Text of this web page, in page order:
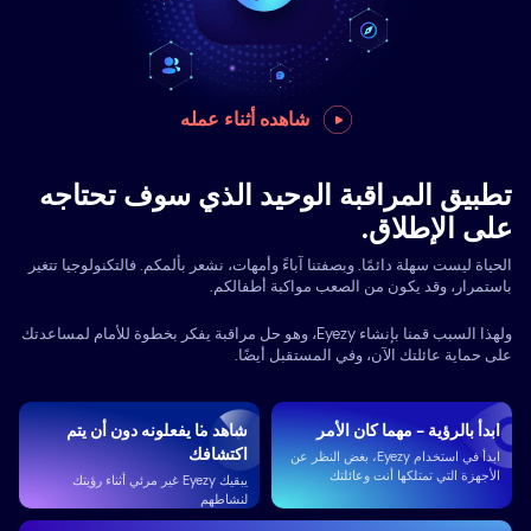
شاهده أثناء عمله
تطبيق المراقبة الوحيد الذي سوف تحتاجه
على الإطلاق.
الحياة ليست سهلة دائمًا. وبصفتنا آباءً وأمهات، نشعر بألمكم. فالتكنولوجيا تتغير
باستمرار، وقد يكون من الصعب مواكبة أطفالكم.
ولهذا السبب قمنا بإنشاء Eyezy، وهو حل مراقبة يفكر بخطوة للأمام لمساعدتك
على حماية عائلتك الآن، وفي المستقبل أيضًا.
ابدأ بالرؤية - مهما كان الأمر
ابدأ في استخدام Eyezy، بغض النظر عن
الأجهزة التي تمتلكها أنت وعائلتك
شاهد ما يفعلونه دون أن يتم
اكتشافك
يبقيك Eyezy غير مرئي أثناء رؤيتك
لنشاطهم